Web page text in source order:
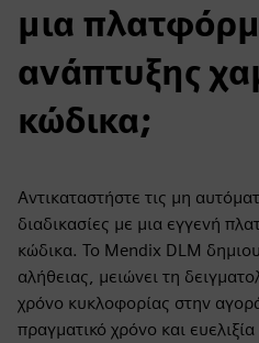
μια
ανάπτυξης
κώδικα;
Αντικαταστήστε τις μη
διαδικασίες με μια εγγενή
κώδικα. Το Mendix DLM
αλήθειας, μειώνει τη
χρόνο κυκλοφορίας στην
πραγματικό χρόνο και